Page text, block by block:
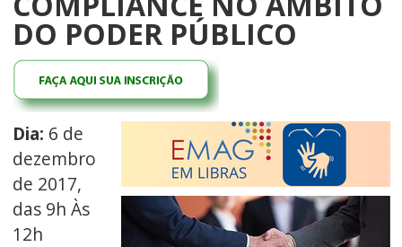
DO PODER PÚBLICO
Dia: 6 de
dezembro
de 2017,
das 9h Às
12h